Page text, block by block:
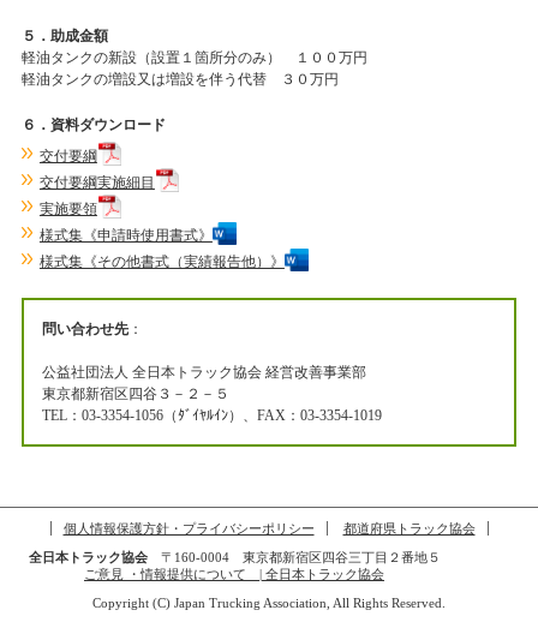
５．助成金額
軽油タンクの新設（設置１箇所分のみ）
１００万円
軽油タンクの増設又は増設を伴う代替
３０万円
６．資料ダウンロード
交付要綱
交付要綱実施細目
実施要領
様式集《申請時使用書式》
様式集《その他書式（実績報告他）》
問い合わせ先：
公益社団法人 全日本トラック協会 経営改善事業部
東京都新宿区四谷３－２－５
TEL：03-3354-1056（ﾀﾞｲﾔﾙｲﾝ）、FAX：03-3354-1019
個人情報保護方針・プライバシーポリシー
都道府県トラック協会
全日本トラック協会〒160-0004 東京都新宿区四谷三丁目２番地５
ご意見 ・情報提供について | 全日本トラック協会
Copyright (C) Japan Trucking Association, All Rights Reserved.